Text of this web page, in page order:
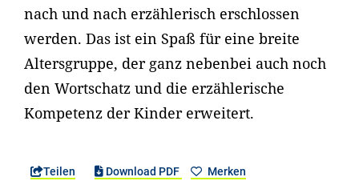
nach und nach erzählerisch erschlossen
werden. Das ist ein Spaß für eine breite
Altersgruppe, der ganz nebenbei auch noch
den Wortschatz und die erzählerische
Kompetenz der Kinder erweitert.
Teilen Download PDF Merken